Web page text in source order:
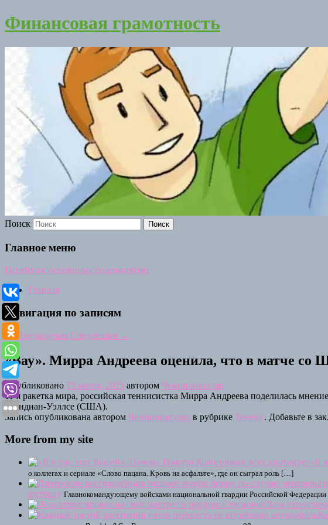
Финансовая грамотность
Поиск
Главное меню
Перейти к основному содержимому
Главная
Навигация по записям
←Предыдущая Следующая →
«Вау». Мирра Андреева оценила, что в матче со
Опубликовано 15 марта, 2025 автором Чемпионат.com
11-я ракетка мира, российская теннисистка Мирра Андреева поделилась
в Индиан-Уэллсе (США).
Запись опубликована автором Чемпионат.com в рубрике Теннис. Добавьте в
More from my site
«Я
о коллегах и сериале «Слово пацана. Кровь на асфальте», где он сыграл роль […]
футболу Главнокомандующему войсками национальной гвардии Российской
Лоза